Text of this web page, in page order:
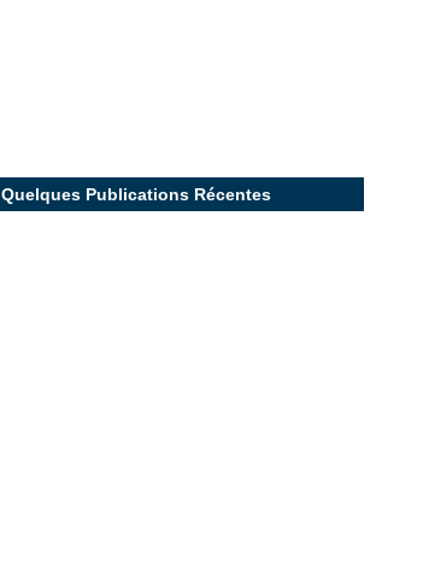
Quelques Publications Récentes